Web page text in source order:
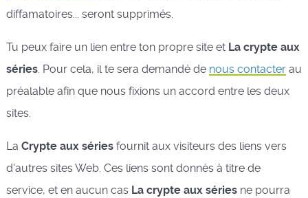
diffamatoires... seront supprimés.
Tu peux faire un lien entre ton propre site et La crypte aux
séries. Pour cela, il te sera demandé de nous contacterau
préalable afin que nous fixions un accord entre les deux
sites.
La Crypte aux sériesfournit aux visiteurs des liens vers
d'autres sites Web. Ces liens sont donnés à titre de
service, et en aucun cas La crypte aux sériesne pourra